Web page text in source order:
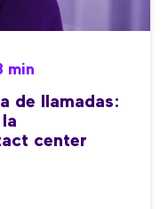
min
de llamadas:
center